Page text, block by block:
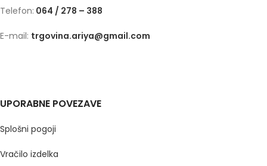
Telefon: 064 / 278 – 388
E-mail: trgovina.ariya@gmail.com
UPORABNE POVEZAVE
Splošni pogoji
Vračilo izdelka